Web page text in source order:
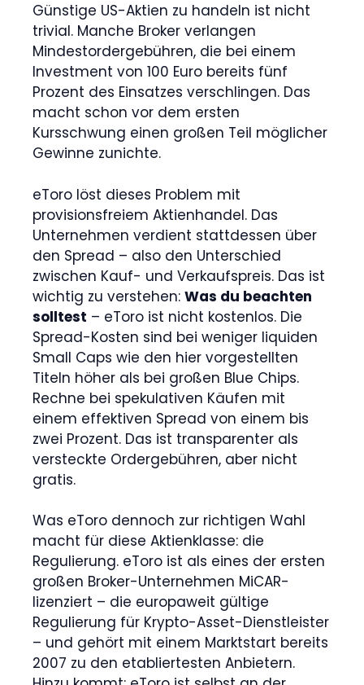
Günstige US-Aktien zu handeln ist nicht
trivial. Manche Broker verlangen
Mindestordergebühren, die bei einem
Investment von 100 Euro bereits fünf
Prozent des Einsatzes verschlingen. Das
macht schon vor dem ersten
Kursschwung einen großen Teil möglicher
Gewinne zunichte.
eToro löst dieses Problem mit
provisionsfreiem Aktienhandel. Das
Unternehmen verdient stattdessen über
den Spread – also den Unterschied
zwischen Kauf- und Verkaufspreis. Das ist
wichtig zu verstehen: Was du beachten
solltest – eToro ist nicht kostenlos. Die
Spread-Kosten sind bei weniger liquiden
Small Caps wie den hier vorgestellten
Titeln höher als bei großen Blue Chips.
Rechne bei spekulativen Käufen mit
einem effektiven Spread von einem bis
zwei Prozent. Das ist transparenter als
versteckte Ordergebühren, aber nicht
gratis.
Was eToro dennoch zur richtigen Wahl
macht für diese Aktienklasse: die
Regulierung. eToro ist als eines der ersten
großen Broker-Unternehmen MiCAR-
lizenziert – die europaweit gültige
Regulierung für Krypto-Asset-Dienstleister
– und gehört mit einem Marktstart bereits
2007 zu den etabliertesten Anbietern.